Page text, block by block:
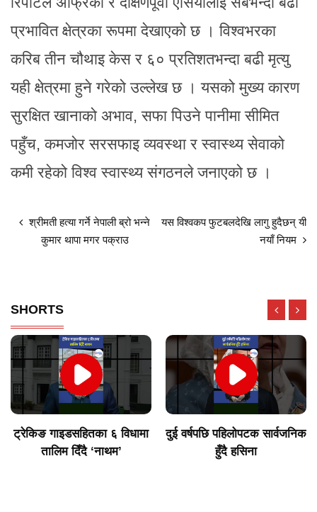
प्रभावित क्षेत्रका रूपमा देखाएको छ । विश्वभरका
करिब तीन चौथाइ केस र ६० प्रतिशतभन्दा बढी मृत्यु
यही क्षेत्रमा हुने गरेको उल्लेख छ । यसको मुख्य कारण
सुरक्षित खानाको अभाव, सफा पिउने पानीमा सीमित
पहुँच, कमजोर सरसफाइ व्यवस्था र स्वास्थ्य सेवाको
कमी रहेको विश्व स्वास्थ्य संगठनले जनाएको छ ।
श्रीमती हत्या गर्ने नेपाली ब्रो भन्ने
कुमार थापा मगर पक्राउ
यस विश्वकप फुटबलदेखि लागु हुदैछन् यी
नयाँ नियम
SHORTS
ट्रेकिङ गाइडसहितका ६ विधामा
तालिम दिँदै ‘नाथम’
दुई वर्षपछि पहिलोपटक सार्वजनिक
हुँदै हसिना